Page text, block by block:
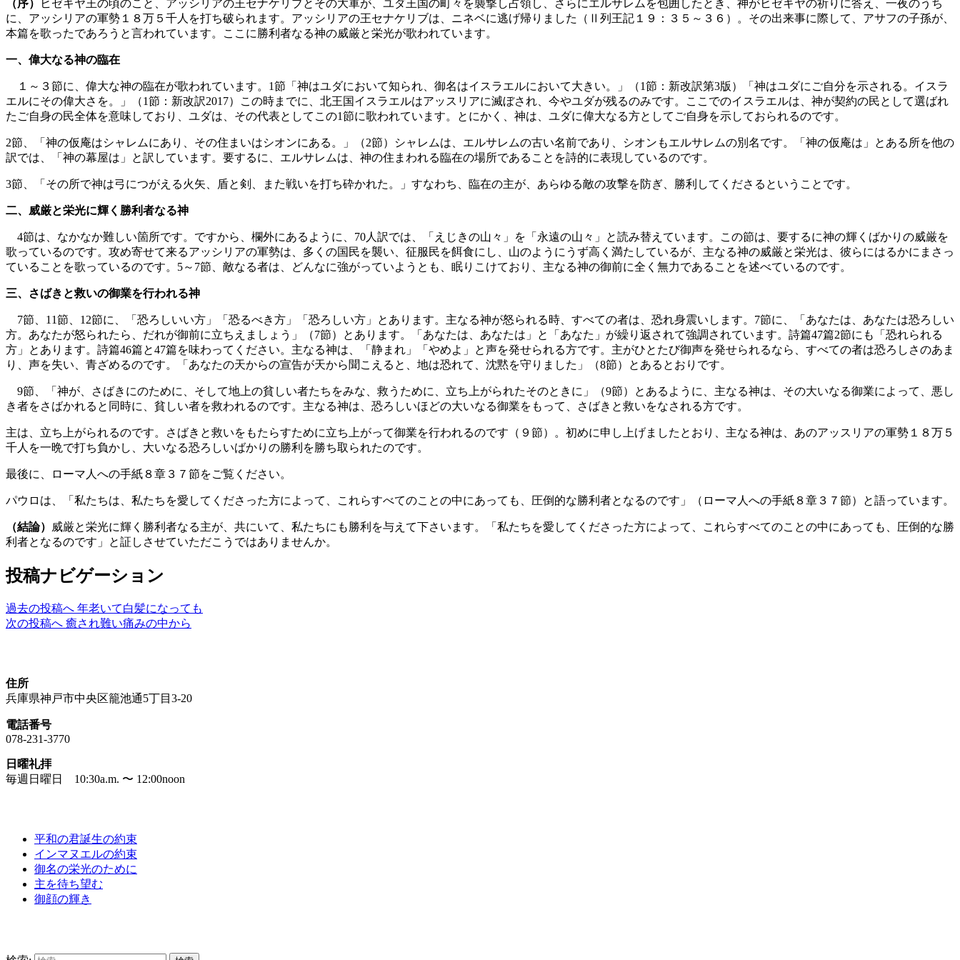
（序）
ヒゼキヤ王の頃のこと、アッシリアの王セナケリブとその大軍が、ユダ王国の町々を襲撃し占領し、さらにエルサレムを包囲したとき、神がヒゼキヤの祈りに答え、一夜のうち
に、アッシリアの軍勢１８万５千人を打ち破られます。アッシリアの王セナケリブは、ニネベに逃げ帰りました（Ⅱ列王記１９：３５～３６）。その出来事に際して、アサフの子孫が、
本篇を歌ったであろうと言われています。ここに勝利者なる神の威厳と栄光が歌われています。
一、偉大なる神の臨在
１～３節に、偉大な神の臨在が歌われています。1節「神はユダにおいて知られ、御名はイスラエルにおいて大きい。」（1節：新改訳第3版）「神はユダにご自分を示される。イスラ
エルにその偉大さを。」（1節：新改訳2017）この時までに、北王国イスラエルはアッスリアに滅ぼされ、今やユダが残るのみです。ここでのイスラエルは、神が契約の民として選ばれ
たご自身の民全体を意味しており、ユダは、その代表としてこの1節に歌われています。とにかく、神は、ユダに偉大なる方としてご自身を示しておられるのです。
2節、「神の仮庵はシャレムにあり、その住まいはシオンにある。」（2節）シャレムは、エルサレムの古い名前であり、シオンもエルサレムの別名です。「神の仮庵は」とある所を他の
訳では、「神の幕屋は」と訳しています。要するに、エルサレムは、神の住まわれる臨在の場所であることを詩的に表現しているのです。
3節、「その所で神は弓につがえる火矢、盾と剣、また戦いを打ち砕かれた。」すなわち、臨在の主が、あらゆる敵の攻撃を防ぎ、勝利してくださるということです。
二、威厳と栄光に輝く勝利者なる神
4節は、なかなか難しい箇所です。ですから、欄外にあるように、70人訳では、「えじきの山々」を「永遠の山々」と読み替えています。この節は、要するに神の輝くばかりの威厳を
歌っているのです。攻め寄せて来るアッシリアの軍勢は、多くの国民を襲い、征服民を餌食にし、山のようにうず高く満たしているが、主なる神の威厳と栄光は、彼らにはるかにまさっ
ていることを歌っているのです。5～7節、敵なる者は、どんなに強がっていようとも、眠りこけており、主なる神の御前に全く無力であることを述べているのです。
三、さばきと救いの御業を行われる神
7節、11節、12節に、「恐ろしいい方」「恐るべき方」「恐ろしい方」とあります。主なる神が怒られる時、すべての者は、恐れ身震いします。7節に、「あなたは、あなたは恐ろしい
方。あなたが怒られたら、だれが御前に立ちえましょう」（7節）とあります。「あなたは、あなたは」と「あなた」が繰り返されて強調されています。詩篇47篇2節にも「恐れられる
方」とあります。詩篇46篇と47篇を味わってください。主なる神は、「静まれ」「やめよ」と声を発せられる方です。主がひとたび御声を発せられるなら、すべての者は恐ろしさのあま
り、声を失い、青ざめるのです。「あなたの天からの宣告が天から聞こえると、地は恐れて、沈黙を守りました」（8節）とあるとおりです。
9節、「神が、さばきにのために、そして地上の貧しい者たちをみな、救うために、立ち上がられたそのときに」（9節）とあるように、主なる神は、その大いなる御業によって、悪し
き者をさばかれると同時に、貧しい者を救われるのです。主なる神は、恐ろしいほどの大いなる御業をもって、さばきと救いをなされる方です。
主は、立ち上がられるのです。さばきと救いをもたらすために立ち上がって御業を行われるのです（９節）。初めに申し上げましたとおり、主なる神は、あのアッスリアの軍勢１８万５
千人を一晩で打ち負かし、大いなる恐ろしいばかりの勝利を勝ち取られたのです。
最後に、ローマ人への手紙８章３７節をご覧ください。
パウロは、「私たちは、私たちを愛してくださった方によって、これらすべてのことの中にあっても、圧倒的な勝利者となるのです」（ローマ人への手紙８章３７節）と語っています。
（結論）
威厳と栄光に輝く勝利者なる主が、共にいて、私たちにも勝利を与えて下さいます。「私たちを愛してくださった方によって、これらすべてのことの中にあっても、圧倒的な勝
利者となるのです」と証しさせていただこうではありませんか。
投稿ナビゲーション
過去の投稿へ 年老いて白髪になっても
次の投稿へ 癒され難い痛みの中から
住所
兵庫県神戸市中央区籠池通5丁目3-20
電話番号
078-231-3770
日曜礼拝
毎週日曜日 10:30a.m. 〜 12:00noon
平和の君誕生の約束
インマヌエルの約束
御名の栄光のために
主を待ち望む
御顔の輝き